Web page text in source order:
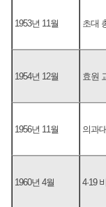
1953년 11월 초대
1954년 12월 효원
1956년 11월 의과
1960년 4월 4·19